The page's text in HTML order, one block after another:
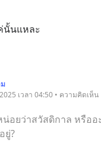
นั้นแหละ
เวลา 04:50 • ความคิดเห็น
อยว่าสวัสดิกาล หรืออ
ยู่?